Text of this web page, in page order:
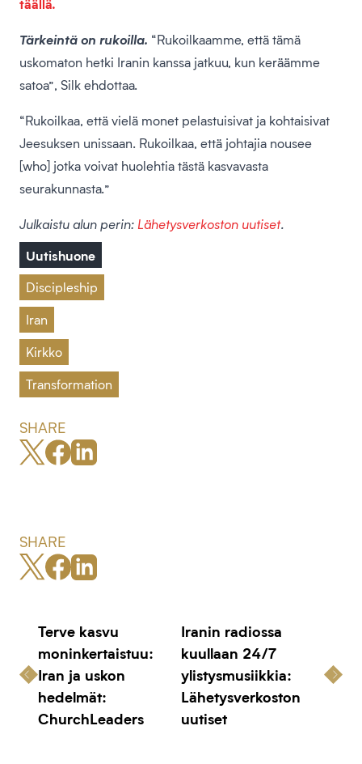
Tärkeintä on rukoilla. “Rukoilkaamme, että tämä
uskomaton hetki Iranin kanssa jatkuu, kun keräämme
satoa”, Silk ehdottaa.
“Rukoilkaa, että vielä monet pelastuisivat ja kohtaisivat
Jeesuksen unissaan. Rukoilkaa, että johtajia nousee
[who] jotka voivat huolehtia tästä kasvavasta
seurakunnasta.”
Julkaistu alun perin: Lähetysverkoston uutiset.
Uutishuone
Discipleship
Iran
Kirkko
Transformation
SHARE
SHARE
Terve kasvu
moninkertaistuu:
Iran ja uskon
hedelmät:
ChurchLeaders
Iranin radiossa
kuullaan 24/7
ylistysmusiikkia:
Lähetysverkoston
uutiset